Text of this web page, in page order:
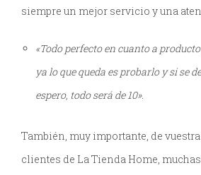
siempre un mejor servicio y una
«Todo perfecto en cuanto a
ya lo que queda es probarlo y si se
espero, todo será de 10».
También, muy importante, de
clientes de La Tienda Home,